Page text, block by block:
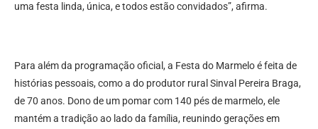
uma festa linda, única, e todos estão convidados”, afirma.
Para além da programação oficial, a Festa do Marmelo é feita de
histórias pessoais, como a do produtor rural Sinval Pereira Braga,
de 70 anos. Dono de um pomar com 140 pés de marmelo, ele
mantém a tradição ao lado da família, reunindo gerações em